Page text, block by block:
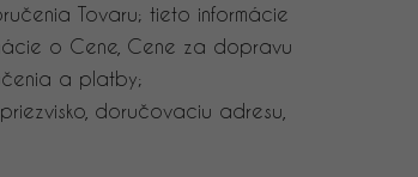
Tovaru; tieto informácie
o Cene, Cene za dopravu
a platby;
doručovaciu adresu,